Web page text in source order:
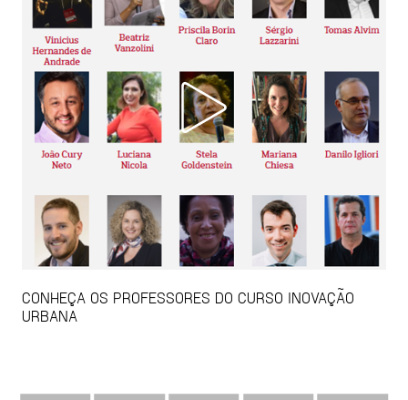
CONHEÇA OS PROFESSORES DO CURSO INOVAÇÃO
URBANA